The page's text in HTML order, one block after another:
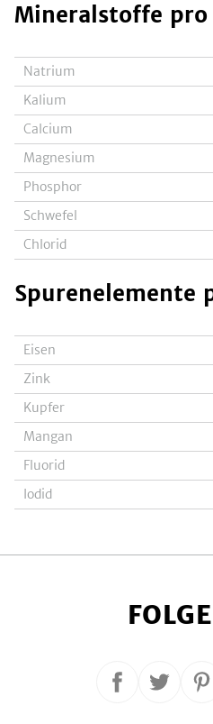
Mineralstoffe
Natrium
Kalium
Calcium
Magnesium
Phosphor
Schwefel
Chlorid
Spurenelemente
Eisen
Zink
Kupfer
Mangan
Fluorid
Iodid
Folge Folge